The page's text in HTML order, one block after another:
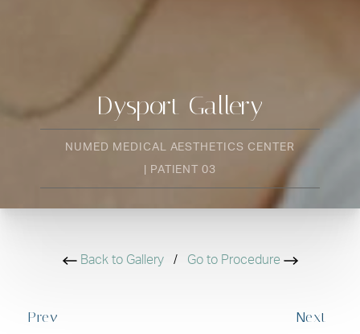
Dysport Gallery
NUMED MEDICAL AESTHETICS CENTER
| PATIENT 03
Back to Gallery/ Go to Procedure
Prev Next